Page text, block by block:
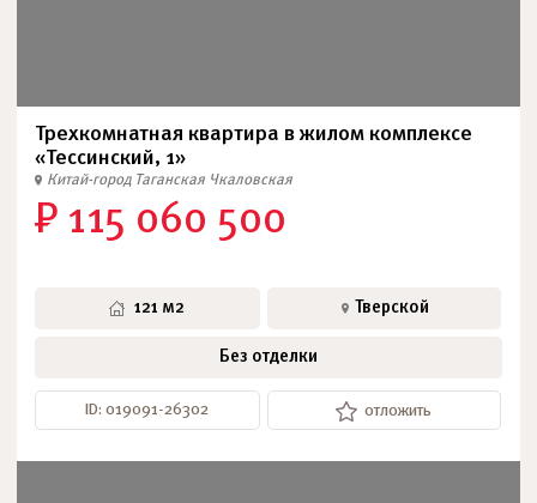
Трехкомнатная квартира в жилом комплексе
«Тессинский, 1»
Китай-город Таганская Чкаловская
₽ 115 060 500
121 м2 Тверской
Без отделки
ID: 019091-26302 отложить